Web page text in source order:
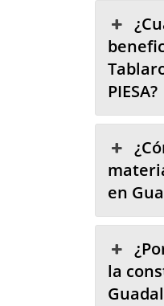
PIESA?
en
la